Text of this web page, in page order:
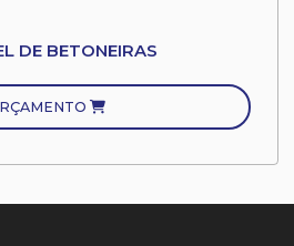
DE BETONEIRAS